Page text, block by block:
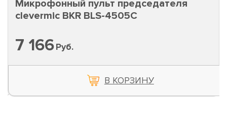
Микрофонный пульт председателя
clevermic BKR BLS-4505C
7 166Руб.
В КОРЗИНУ